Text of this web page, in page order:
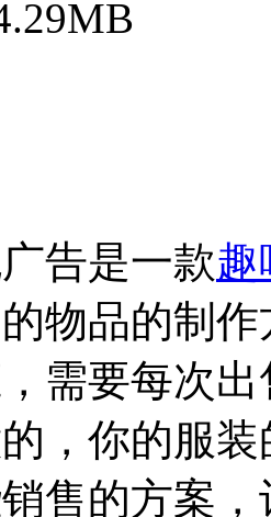
告是一款趣
物品的制
需要每次
，你的服
售的方案